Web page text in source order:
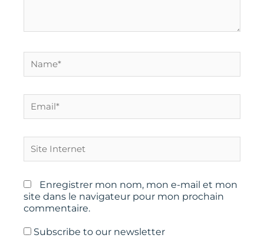
Internet
Enregistrer mon nom, mon e-mail et mon
site dans le navigateur pour mon prochain
commentaire.
Subscribe to our newsletter